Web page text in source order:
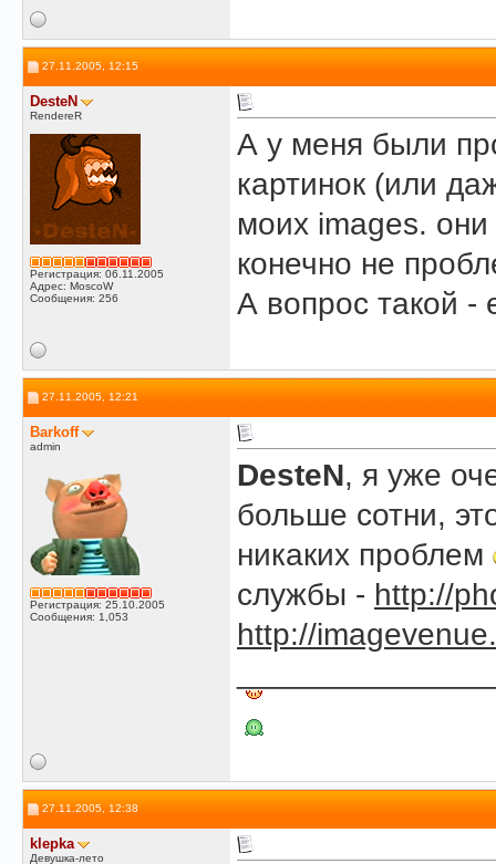
27.11.2005, 12:15
DesteN
RendereR
Регистрация: 06.11.2005
Адрес: MoscoW
Сообщения: 256
А у меня были
картинок (или
моих images.
конечно не
А вопрос такой -
27.11.2005, 12:21
Barkoff
admin
Регистрация: 25.10.2005
Сообщения: 1,053
DesteN, я уже
больше сотни,
никаких проблем
службы - http://
http://
27.11.2005, 12:38
klepka
Девушка-лето